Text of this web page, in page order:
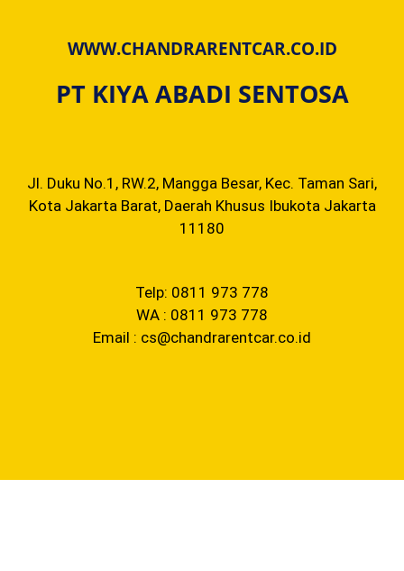
WWW.CHANDRARENTCAR.CO.ID
PT KIYA ABADI SENTOSA
Jl. Duku No.1, RW.2, Mangga Besar, Kec. Taman Sari,
Kota Jakarta Barat, Daerah Khusus Ibukota Jakarta
11180
Telp: 0811 973 778
WA : 0811 973 778
Email : cs@chandrarentcar.co.id